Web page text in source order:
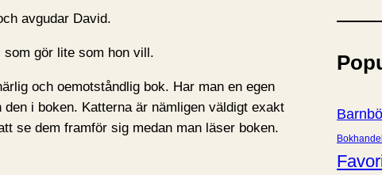
avgudar David.
gör lite som hon vill.
och oemotståndlig bok. Har man en egen
i boken. Katterna är nämligen väldigt exakt
se dem framför sig medan man läser boken.
t
g
i
e
r
Bokhandel